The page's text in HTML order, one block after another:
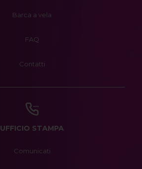
Barca a vela
FAQ
Contatti
UFFICIO STAMPA
Comunicati